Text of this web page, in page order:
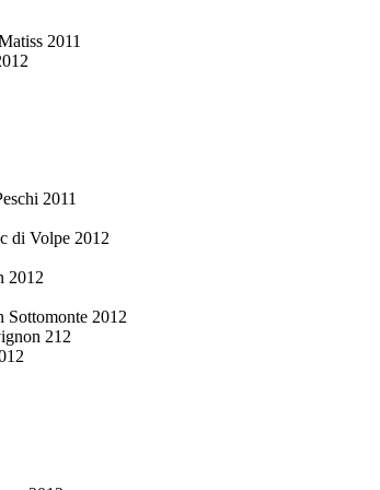
2011
2011
di Volpe 2012
2012
Sottomonte 2012
212